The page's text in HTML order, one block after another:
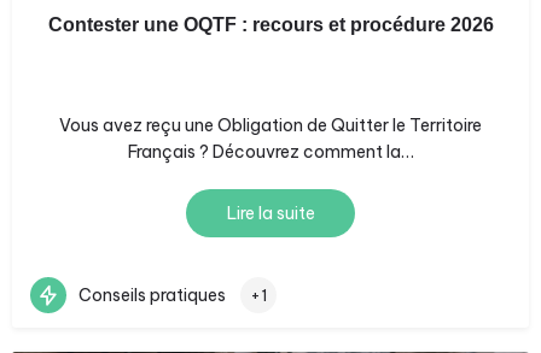
Contester une OQTF : recours et procédure 2026
Vous avez reçu une Obligation de Quitter le Territoire
Français ? Découvrez comment la…
Lire la suite
Conseils pratiques +1